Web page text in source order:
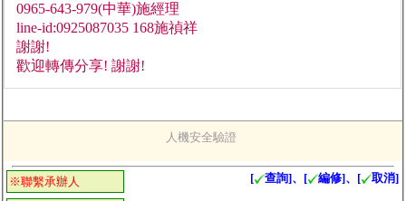
0965-643-979(中華)施經理
line-id:0925087035 168施禎祥
謝謝!
歡迎轉傳分享! 謝謝!
人機安全驗證
※聯繫承辦人 [ 查詢]、[ 編修]、[ 取消]